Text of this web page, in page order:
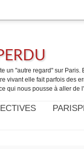
un "autre regard" sur
vivant elle fait parfois des
qui nous pousse à aller de